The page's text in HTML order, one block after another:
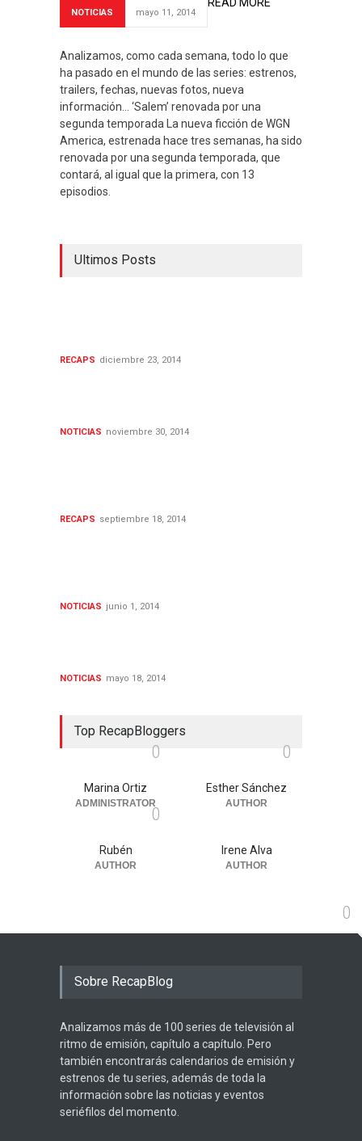
NOTICIAS mayo 11, 2014
Analizamos, como cada semana, todo lo que
ha pasado en el mundo de las series: estrenos,
trailers, fechas, nuevas fotos, nueva
información… ‘Salem’ renovada por una
segunda temporada La nueva ficción de WGN
America, estrenada hace tres semanas, ha sido
renovada por una segunda temporada, que
contará, al igual que la primera, con 13
episodios.
Ultimos Posts
RECAPS diciembre 23, 2014
NOTICIAS noviembre 30, 2014
RECAPS septiembre 18, 2014
NOTICIAS junio 1, 2014
NOTICIAS mayo 18, 2014
Top RecapBloggers
0
Marina Ortiz
ADMINISTRATOR
0
Esther Sánchez
AUTHOR
0
Rubén
AUTHOR
0
Irene Alva
AUTHOR
Sobre RecapBlog
Analizamos más de 100 series de televisión al
ritmo de emisión, capítulo a capítulo. Pero
también encontrarás calendarios de emisión y
estrenos de tu series, además de toda la
información sobre las noticias y eventos
seriéfilos del momento.